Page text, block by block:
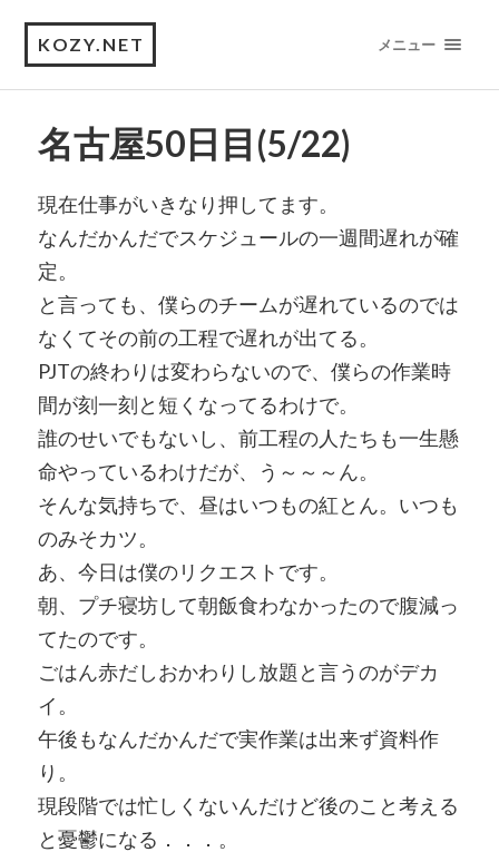
KOZY.NET メニュー
名古屋50日目(5/22)
現在仕事がいきなり押してます。
なんだかんだでスケジュールの一週間遅れが確
定。
と言っても、僕らのチームが遅れているのでは
なくてその前の工程で遅れが出てる。
PJTの終わりは変わらないので、僕らの作業時
間が刻一刻と短くなってるわけで。
誰のせいでもないし、前工程の人たちも一生懸
命やっているわけだが、う～～～ん。
そんな気持ちで、昼はいつもの紅とん。いつも
のみそカツ。
あ、今日は僕のリクエストです。
朝、プチ寝坊して朝飯食わなかったので腹減っ
てたのです。
ごはん赤だしおかわりし放題と言うのがデカ
イ。
午後もなんだかんだで実作業は出来ず資料作
り。
現段階では忙しくないんだけど後のこと考える
と憂鬱になる．．．。